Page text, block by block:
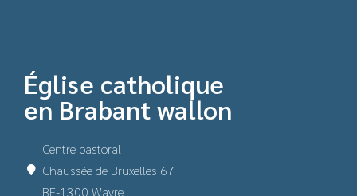
Église catholique
en Brabant wallon
Centre pastoral
Chaussée de Bruxelles 67
BE-1300 Wavre